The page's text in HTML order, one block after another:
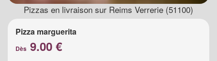
Pizzas en livraison sur Reims Verrerie (51100)
Pizza marguerita
Dès 9.00 €